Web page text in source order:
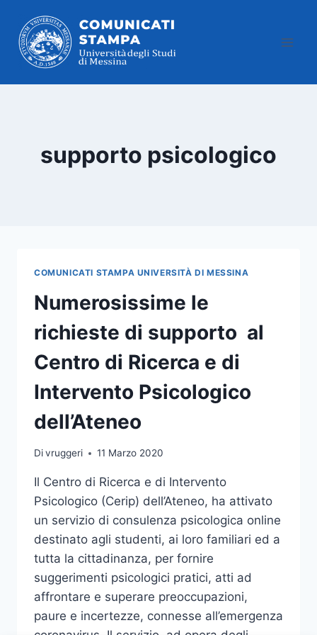
contenuto
supporto psicologico
COMUNICATI STAMPA UNIVERSITÀ DI MESSINA
Numerosissime le
richieste di supporto al
Centro di Ricerca e di
Intervento Psicologico
dell’Ateneo
Divruggeri 11 Marzo 2020
Il Centro di Ricerca e di Intervento
Psicologico (Cerip) dell’Ateneo, ha attivato
un servizio di consulenza psicologica online
destinato agli studenti, ai loro familiari ed a
tutta la cittadinanza, per fornire
suggerimenti psicologici pratici, atti ad
affrontare e superare preoccupazioni,
paure e incertezze, connesse all’emergenza